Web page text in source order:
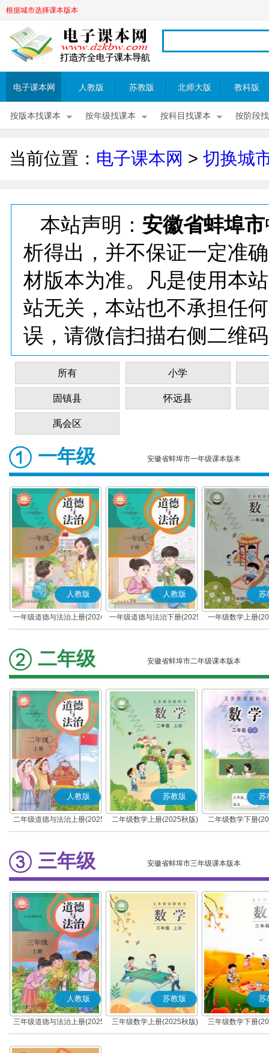
根据城市选择课本版本
电子课本网 人教版 苏教版 北师大版 教科版
按版本找课本 按年级找课本 按科目找课本 按阶段
当前位置： 电子课本网 > 切换城
本站声明： 安徽省蚌埠市
析得出，并不保证一定准
材版本为准。凡是使用本
站无关，本站也不承担任
误，请微信扫描右侧二维
所有 小学
固镇县 怀远县
禹会区
一年级 安徽省蚌埠市一年级课本版本
人教版
一年级道德与法治上册(2024
秋版)(部编版)
人教版
一年级道德与法治下册(2025
春版)(部编版)
苏
一年级数学上册
二年级 安徽省蚌埠市二年级课本版本
人教版
二年级道德与法治上册(2025
秋版)(部编版)
苏教版
二年级数学上册(2025秋版)
苏
二年级数学下册
三年级 安徽省蚌埠市三年级课本版本
人教版
三年级道德与法治上册(2025
秋版)(部编版)
苏教版
三年级数学上册(2025秋版)
苏
三年级数学下册